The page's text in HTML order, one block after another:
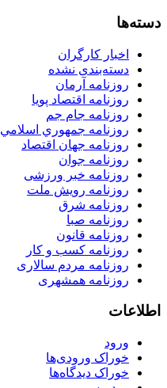
دسته‌ها
اخبار کارگران
دسته‌بندی نشده
روزنامه آرمان
روزنامه اقتصاد پویا
روزنامه جام جم
روزنامه جمهوري اسلامي
روزنامه جهان اقتصاد
روزنامه جوان
روزنامه خبر ورزشى
روزنامه رویش ملت
روزنامه شرق
روزنامه صبا
روزنامه قانون
روزنامه كسب و كار
روزنامه مردم سالاری
روزنامه همشهری
اطلاعات
ورود
خوراک ورودی‌ها
خوراک دیدگاه‌ها